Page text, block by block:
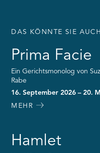
DAS KÖNNTE SIE
Prima Facie
Ein Gerichtsmonolog von
Rabe
16. September 2026 – 20.
MEHR
Hamlet